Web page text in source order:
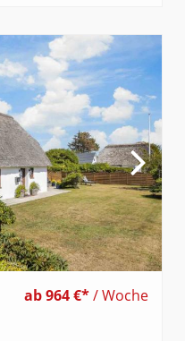
ab 964 €*/ Woche